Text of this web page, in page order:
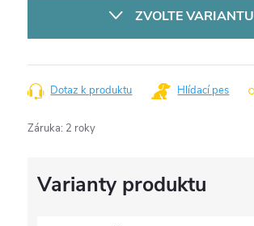
ZVOLTE VARIANTU
Dotaz k produktu Hlídací pes
Záruka: 2 roky